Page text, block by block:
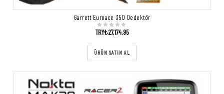
Garrett Euroace 350 Dedektör
TRY₺27,174.95
ÜRÜN SATIN AL